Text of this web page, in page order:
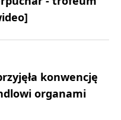
konwencję
organami